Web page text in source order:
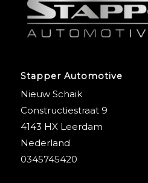
Stapper Automotive
Nieuw Schaik
Constructiestraat 9
4143 HX Leerdam
Nederland
0345745420